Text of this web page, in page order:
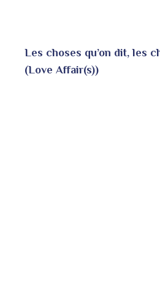
Les choses qu’on dit, les
(Love Affair(s))